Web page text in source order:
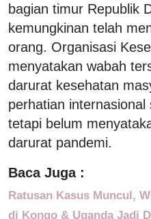
bagian timur Republik
kemungkinan telah
orang. Organisasi
menyatakan wabah
darurat kesehatan
perhatian
tetapi belum
darurat pandemi.
Baca Juga :
Ratusan Kasus Muncul,
di Kongo & Uganda Jadi